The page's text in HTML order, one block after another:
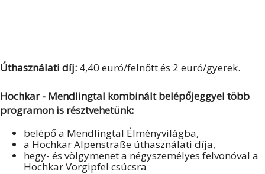
Úthasználati díj: 4,40 euró/felnőtt és 2 euró/gyerek.
Hochkar - Mendlingtal kombinált belépőjeggyel több
programon is résztvehetünk:
belépő a Mendlingtal Élményvilágba,
a Hochkar Alpenstraße úthasználati díja,
hegy- és völgymenet a négyszemélyes felvonóval a
Hochkar Vorgipfel csúcsra